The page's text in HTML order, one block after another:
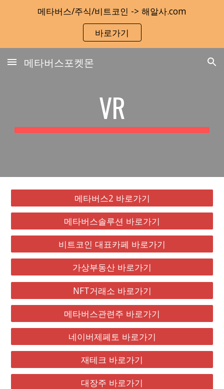
Skip to main content Skip to navigation
메타버스/주식/비트코인 -> 해알사.com
바로가기
메타버스포켓몬
VR
메타버스2 바로가기
메타버스솔루션 바로가기
비트코인 대표카페 바로가기
가상부동산 바로가기
NFT거래소 바로가기
메타버스관련주 바로가기
네이버제페토 바로가기
재테크 바로가기
대장주 바로가기